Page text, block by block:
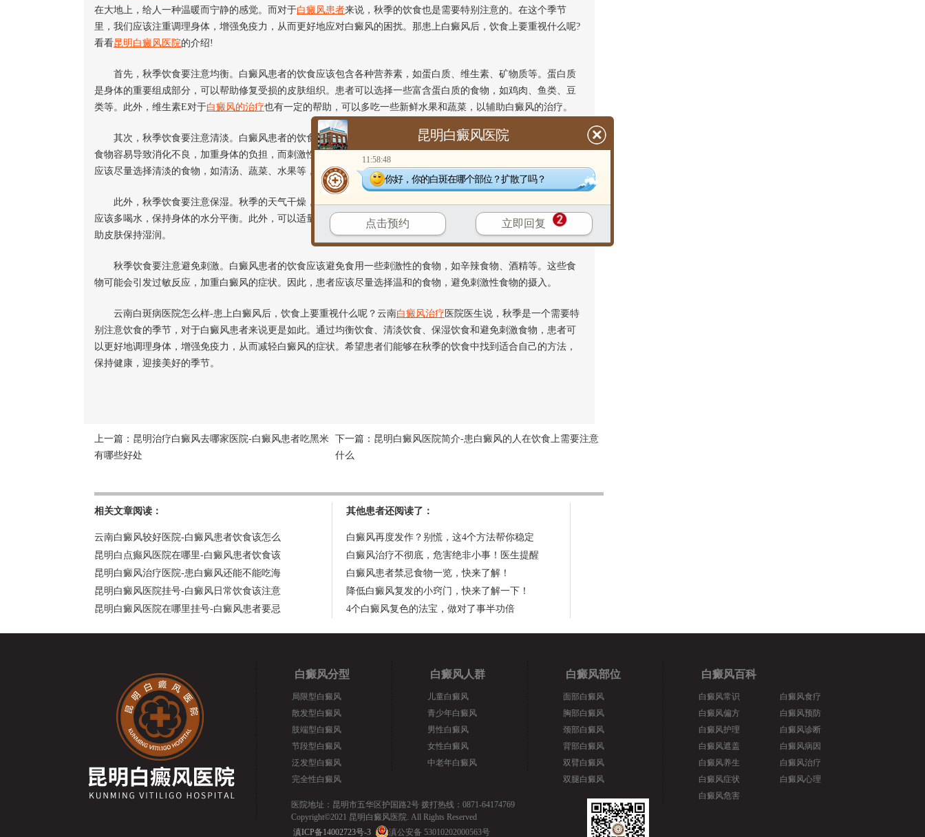
在大地上，给人一种温暖而宁静的感觉。而对于白癜风患者来说，秋季的饮食也是需要特别注意的。在这个季节
里，我们应该注重调理身体，增强免疫力，从而更好地应对白癜风的困扰。那患上白癜风后，饮食上要重视什么呢?
看看昆明白癜风医院的介绍!
首先，秋季饮食要注意均衡。白癜风患者的饮食应该包含各种营养素，如蛋白质、维生素、矿物质等。蛋白质
是身体的重要组成部分，可以帮助修复受损的皮肤组织。患者可以选择一些富含蛋白质的食物，如鸡肉、鱼类、豆
类等。此外，维生素E对于白癜风的治疗也有一定的帮助，可以多吃一些新鲜水果和蔬菜，以辅助白癜风的治疗。
其次，秋季饮食要注意清淡。白癜风患者的饮食应该以清淡为主，避免食用过于油腻和刺激性的食物。油腻的
食物容易导致消化不良，加重身体的负担，而刺激性的食物可能会引发过敏反应，加重
应该尽量选择清淡的食物，如清汤、蔬菜、水果等，避免食用辛辣、油炸等刺激性食物。
此外，秋季饮食要注意保湿。秋季的天气干燥，容易导致皮肤失去水分，从而加重白癜风的症状。因此，患者
应该多喝水，保持身体的水分平衡。此外，可以适量食用一些具有保湿作用的食物，如芝麻、蜂蜜、橄榄油等，帮
助皮肤保持湿润。
秋季饮食要注意避免刺激。白癜风患者的饮食应该避免食用一些刺激性的食物，如辛辣食物、酒精等。这些食
物可能会引发过敏反应，加重白癜风的症状。因此，患者应该尽量选择温和的食物，避免刺激性食物的摄入。
云南白斑病医院怎么样-患上白癜风后，饮食上要重视什么呢？云南白癜风治疗 医院医生说，秋季是一个需要特
别注意饮食的季节，对于白癜风患者来说更是如此。通过均衡饮食、清淡饮食、保湿饮食和避免刺激食物，患者可
以更好地调理身体，增强免疫力，从而减轻白癜风的症状。希望患者们能够在秋季的饮食中找到适合自己的方法，
保持健康，迎接美好的季节。
上一篇： 昆明治疗白癜风去哪家医院-白癜风患者吃黑米
有哪些好处
下一篇： 昆明白癜风医院简介-患白癜风的人在饮食上需要注意
什么
相关文章阅读：
云南白癜风较好医院-白癜风患者饮食该怎么
昆明白点癫风医院在哪里-白癜风患者饮食该
昆明白癜风治疗医院-患白癜风还能不能吃海
昆明白癜风医院挂号-白癜风日常饮食该注意
昆明白癜风医院在哪里挂号-白癜风患者要忌
其他患者还阅读了：
白癜风再度发作？别慌，这4个方法帮你稳定
白癜风治疗不彻底，危害绝非小事！医生提醒
白癜风患者禁忌食物一览，快来了解！
降低白癜风复发的小窍门，快来了解一下！
4个白癜风复色的法宝，做对了事半功倍
白癜风分型
局限型白癜风
散发型白癜风
肢端型白癜风
节段型白癜风
泛发型白癜风
完全性白癜风
白癜风人群
儿童白癜风
青少年白癜风
男性白癜风
女性白癜风
中老年白癜风
白癜风部位
面部白癜风
胸部白癜风
颈部白癜风
背部白癜风
双臂白癜风
双腿白癜风
白癜风百科
白癜风常识
白癜风偏方
白癜风护理
白癜风遮盖
白癜风养生
白癜风症状
白癜风危害
白癜风食疗
白癜风预防
白癜风诊断
白癜风病因
白癜风治疗
白癜风心理
医院地址：昆明市五华区护国路2号 拨打热线：0871-64174769
Copyright©2021 昆明白癜风医院. All Rights Reserved
滇ICP备14002723号-3
滇公安备 53010202000563号
昆明白癜风医院
11:58:48
你好，你的白斑在哪个部位？扩散了吗？
点击预约 立即回复